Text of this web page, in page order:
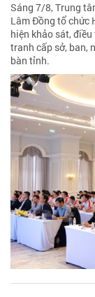
Sáng 7/8, Trung
Lâm Đồng tổ chức
hiện khảo sát,
tranh cấp sở, ban,
bàn tỉnh.